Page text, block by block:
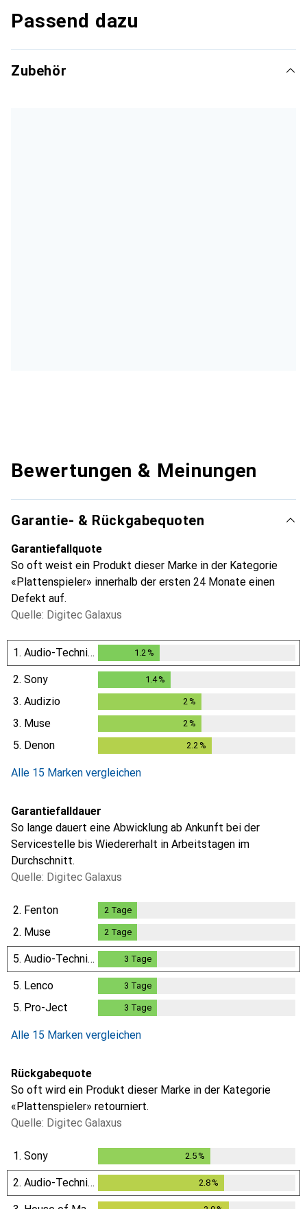
Passend dazu
Zubehör
Bewertungen & Meinungen
Garantie- & Rückgabequoten
Garantiefallquote
So oft weist ein Produkt dieser Marke in der Kategorie
«Plattenspieler» innerhalb der ersten 24 Monate einen
Defekt auf.
Quelle: Digitec Galaxus
1. Audio-Technica 1.2 %
2. Sony 1.4%
3. Audizio 2 %
3. Muse 2 %
5. Denon 2.2 %
Alle 15 Marken vergleichen
Garantiefalldauer
So lange dauert eine Abwicklung ab Ankunft bei der
Servicestelle bis Wiedererhalt in Arbeitstagen im
Durchschnitt.
Quelle: Digitec Galaxus
2. Fenton 2 Tage
2. Muse 2 Tage
5. Audio-Technica 3 Tage
5. Lenco 3 Tage
5. Pro-Ject 3 Tage
Alle 15 Marken vergleichen
Rückgabequote
So oft wird ein Produkt dieser Marke in der Kategorie
«Plattenspieler» retourniert.
Quelle: Digitec Galaxus
1. Sony 2.5 %
2. Audio-Technica 2.8%